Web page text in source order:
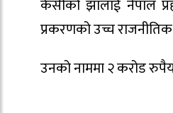
केसीको झालाई नेपाल
प्रकरणको उच्च
उनको नाममा २ करोड